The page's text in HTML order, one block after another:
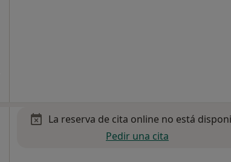
La reserva de cita online no está
Pedir una cita